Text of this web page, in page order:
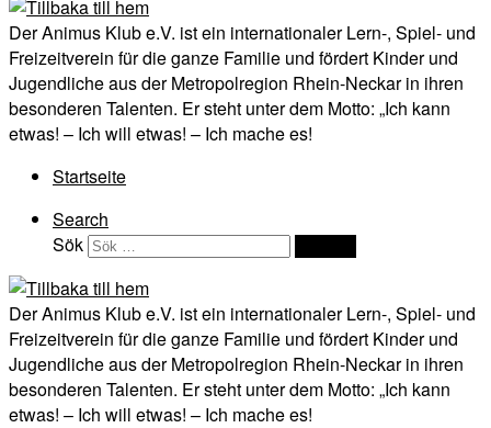
Der Animus Klub e.V. ist ein internationaler Lern-, Spiel- und
Freizeitverein für die ganze Familie und fördert Kinder und
Jugendliche aus der Metropolregion Rhein-Neckar in ihren
besonderen Talenten. Er steht unter dem Motto: „Ich kann
etwas! – Ich will etwas! – Ich mache es!
Startseite
Search
Sök
Der Animus Klub e.V. ist ein internationaler Lern-, Spiel- und
Freizeitverein für die ganze Familie und fördert Kinder und
Jugendliche aus der Metropolregion Rhein-Neckar in ihren
besonderen Talenten. Er steht unter dem Motto: „Ich kann
etwas! – Ich will etwas! – Ich mache es!